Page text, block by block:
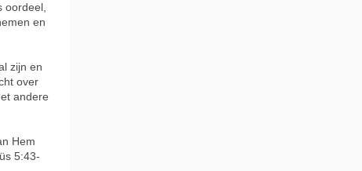
oordeel,
en
zijn en
over
andere
Hem
5:43-